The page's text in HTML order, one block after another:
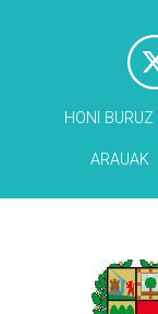
HONI BURUZ
ARAUAK